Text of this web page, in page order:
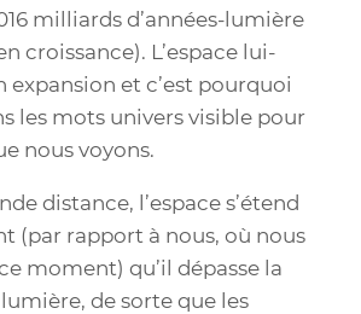
milliards d’années-lumière
croissance). L’espace lui-
expansion et c’est pourquoi
les mots univers visible pour
nous voyons.
distance, l’espace s’étend
(par rapport à nous, où nous
moment) qu’il dépasse la
de sorte que les